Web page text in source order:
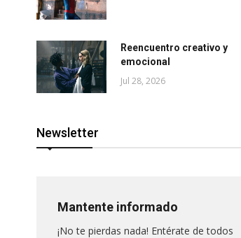
Reencuentro creativo y
emocional
Jul 28, 2026
Newsletter
Mantente informado
¡No te pierdas nada! Entérate de todos